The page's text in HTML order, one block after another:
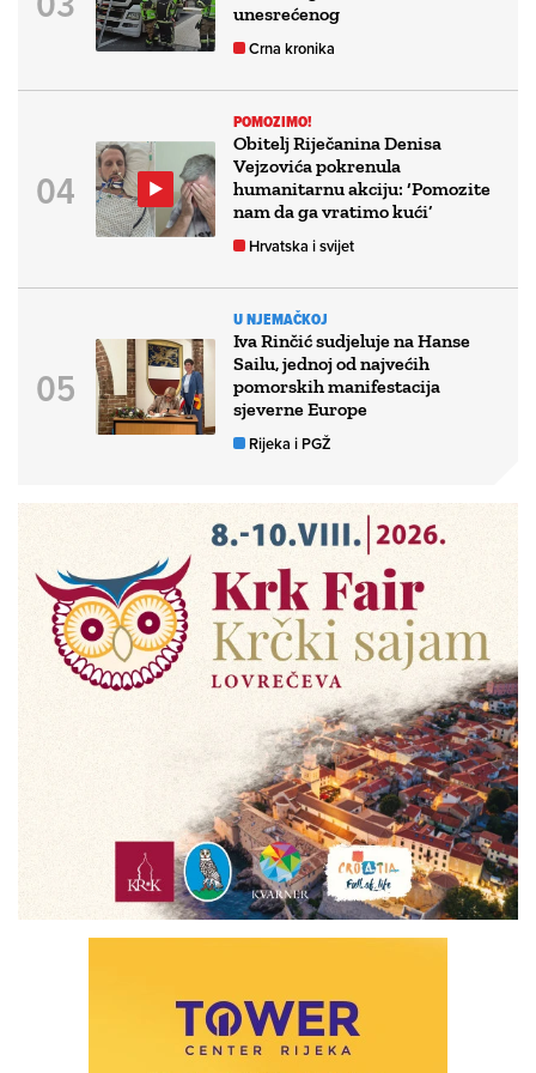
unesrećenog
Crna kronika
POMOZIMO!
Obitelj Riječanina Denisa
Vejzovića pokrenula
humanitarnu akciju: ‘Pomozite
nam da ga vratimo kući’
Hrvatska i svijet
U NJEMAČKOJ
Iva Rinčić sudjeluje na Hanse
Sailu, jednoj od najvećih
pomorskih manifestacija
sjeverne Europe
Rijeka i PGŽ